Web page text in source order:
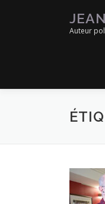
Auteur